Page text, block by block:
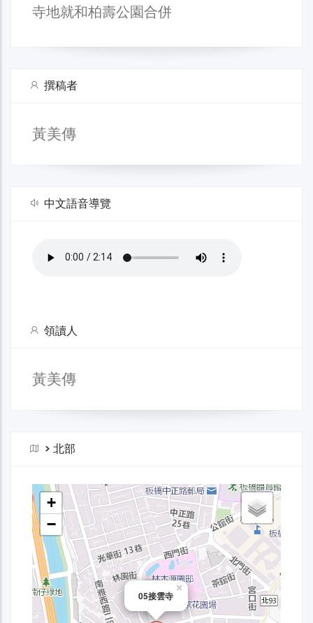
寺地就和柏壽公園合併
撰稿者
黃美傳
中文語音導覽
領讀人
黃美傳
> 北部